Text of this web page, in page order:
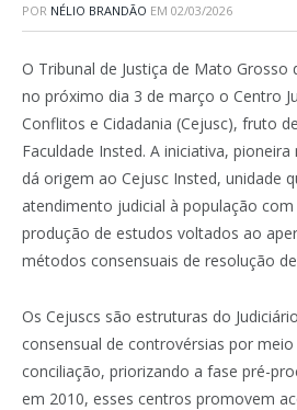
POR NÉLIO BRANDÃO EM 02/03/2026
O Tribunal de Justiça de Mato Grosso
no próximo dia 3 de março o Centro
Conflitos e Cidadania (Cejusc), fruto
Faculdade Insted. A iniciativa,
dá origem ao Cejusc Insted, unidade
atendimento judicial à população
produção de estudos voltados ao
métodos consensuais de resolução
Os Cejuscs são estruturas do
consensual de controvérsias por
conciliação, priorizando a fase pré-
em 2010, esses centros promovem